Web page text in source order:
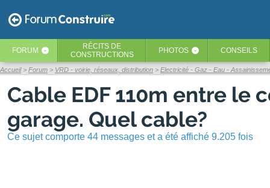
FORUM ‹ RÉCITS DE
CONSTRUCTIONS
PHOTOS ‹ CONSEILS
Accueil Forum VRD - voirie, réseaux, distribution Electricité - Gaz - Eau -
Cable EDF 110m entre le
garage. Quel cable?
Ce sujet comporte 44 messages et a été affiché 9.205 fois